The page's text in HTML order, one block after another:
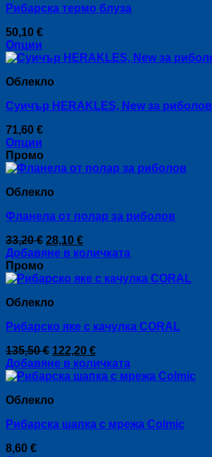
variants.
options
may
be
on
the
product
page
Рибарска термо блуза
50,10 €
Опции
This
has
variants.
options
may
be
chosen
the
product
page
Облекло
Суичър HERAKLES, New за риболов
71,60 €
Опции
This
product
multiple
The
may
be
chosen
on
product
page
Промо
Облекло
Фланела от полар за риболов
33,20€ Original
price
33,20 €.
28,10 €Текущата
цена
28,10 €.
Добавяне в количката
Промо
Облекло
Рибарско яке с качулка CORAL
135,50€ Original
price
was:
122,20 €Текущата
цена
е:
Добавяне в количката
Облекло
Рибарска шапка с мрежа Colmic
8,60 €